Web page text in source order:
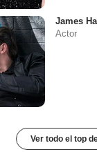
James
Actor
Ver todo el top